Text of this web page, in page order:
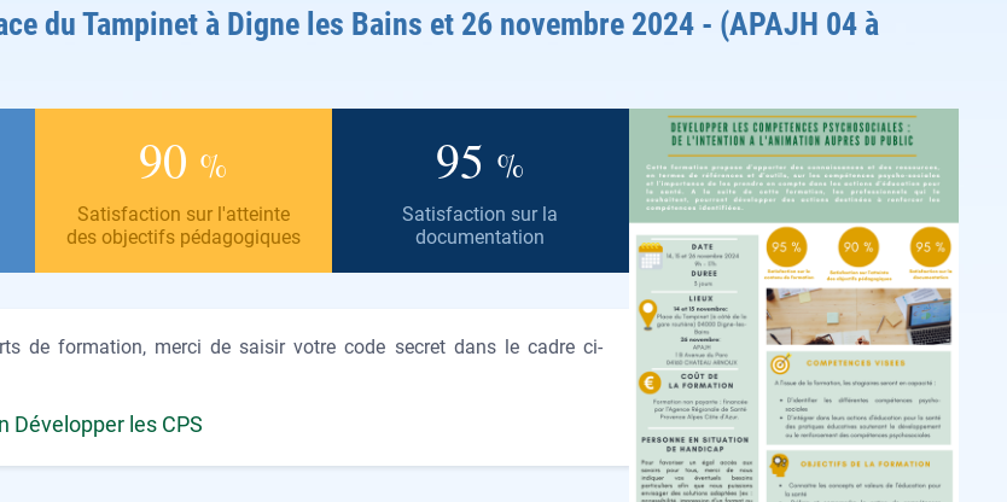
du Tampinet à Digne les Bains et 26 novembre 2024 - (APAJH 04 à
90 %
Satisfaction sur l'atteinte
des objectifs pédagogiques
95 %
Satisfaction sur la
documentation
de formation, merci de saisir votre code secret dans le cadre ci-
Développer les CPS